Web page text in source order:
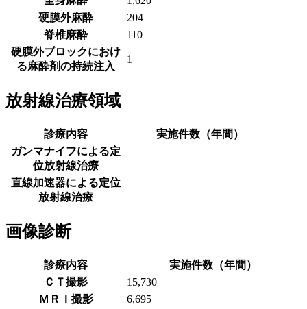
硬膜外麻酔
204
脊椎麻酔
110
硬膜外ブロックにおけ
る麻酔剤の持続注入
1
放射線治療領域
診療内容
実施件数（年間）
ガンマナイフによる定
位放射線治療
直線加速器による定位
放射線治療
画像診断
診療内容
実施件数（年間）
ＣＴ撮影
15,730
ＭＲＩ撮影
6,695